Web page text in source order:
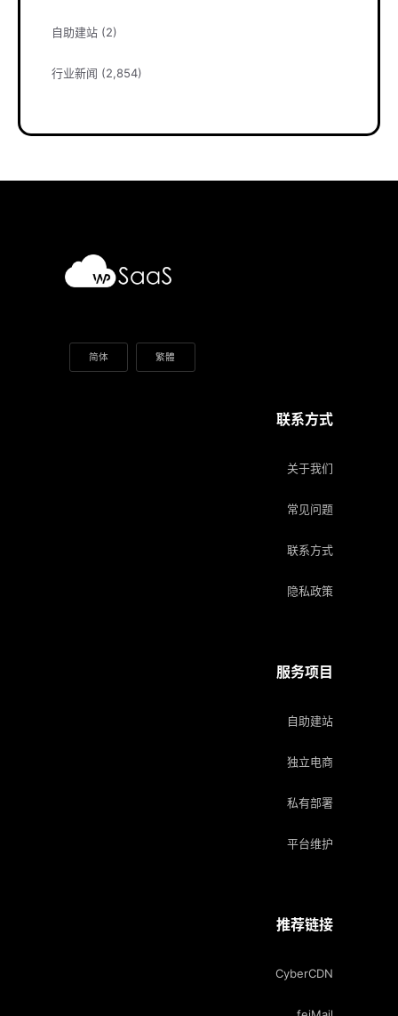
自助建站 (2)
行业新闻 (2,854)
简体 繁體
联系方式
关于我们
常见问题
联系方式
隐私政策
服务项目
自助建站
独立电商
私有部署
平台维护
推荐链接
CyberCDN